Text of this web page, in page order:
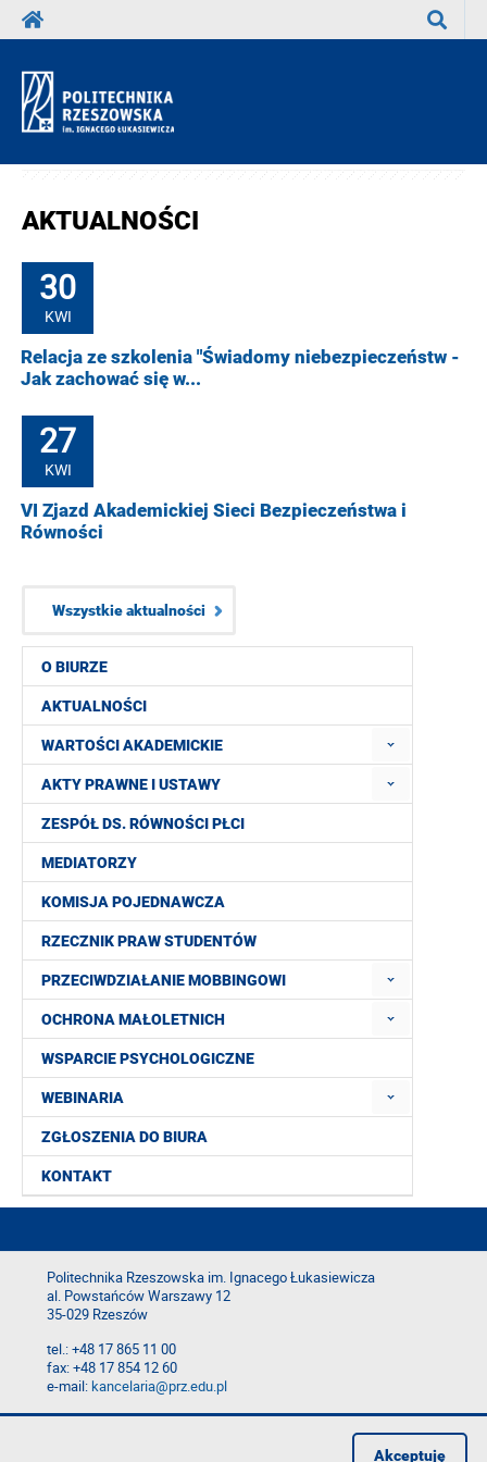
O BIURZE
AKTUALNOŚCI
WARTOŚCI AKADEMICKIE
AKTY PRAWNE I USTAWY
ZESPÓŁ DS. RÓWNOŚCI PŁCI
MEDIATORZY
KOMISJA POJEDNAWCZA
RZECZNIK PRAW STUDENTÓW
PRZECIWDZIAŁANIE MOBBINGOWI
OCHRONA MAŁOLETNICH
WSPARCIE PSYCHOLOGICZNE
WEBINARIA
ZGŁOSZENIA DO BIURA
KONTAKT
AKTUALNOŚCI
30
KWI
Relacja ze szkolenia "Świadomy niebezpieczeństw -
Jak zachować się w...
27
KWI
VI Zjazd Akademickiej Sieci Bezpieczeństwa i
Równości
Wszystkie aktualności
Politechnika Rzeszowska im. Ignacego Łukasiewicza
al. Powstańców Warszawy 12
35-029 Rzeszów
tel.: +48 17 865 11 00
fax: +48 17 854 12 60
e-mail:kancelaria@prz.edu.pl
Deklaracja dostępności
Akceptuję